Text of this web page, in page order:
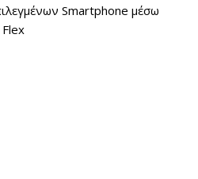
Smartphone μέσω